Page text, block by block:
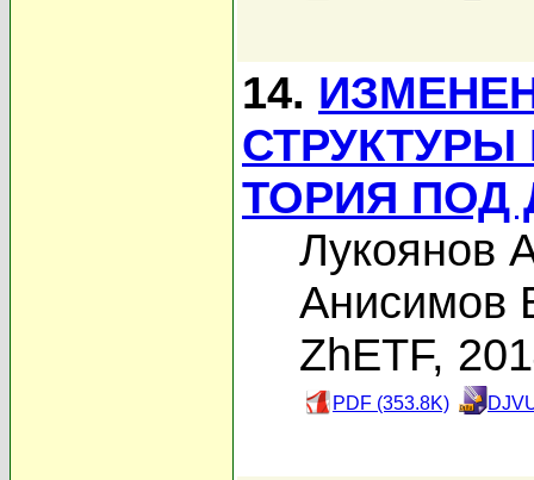
14.
ТОРИЯ ПОД
Лукоянов
Анисимов
ZhETF,
PDF (353.8K)